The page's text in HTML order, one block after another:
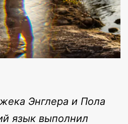
Энглера и Пола
язык выполнил